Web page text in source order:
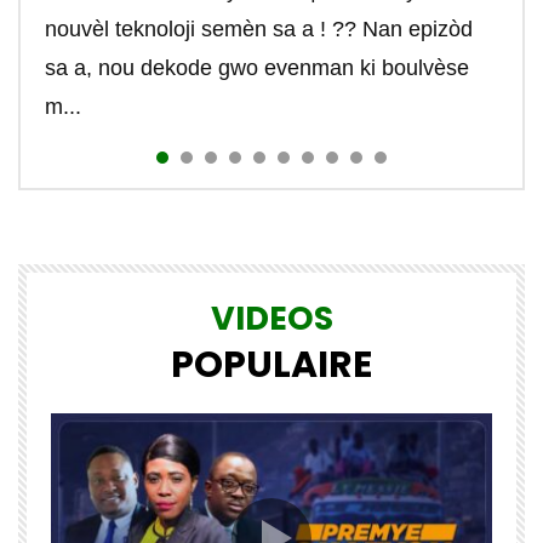
nouvèl teknoloji semèn sa a ! ?? Nan epizòd
sa a, nou dekode gwo evenman ki boulvèse
m...
nom...
contrôle...
#r...
#johnboisguene #tekte...
nouvelle vie dans laquelle ils peuvent choisir...
VIDEOS
POPULAIRE